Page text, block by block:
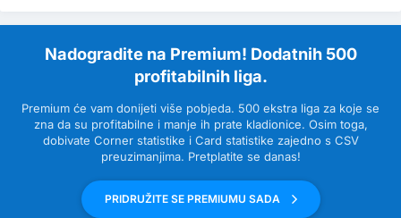
Nadogradite na Premium! Dodatnih 500
profitabilnih liga.
Premium će vam donijeti više pobjeda. 500 ekstra liga za koje se
zna da su profitabilne i manje ih prate kladionice. Osim toga,
dobivate Corner statistike i Card statistike zajedno s CSV
preuzimanjima. Pretplatite se danas!
PRIDRUŽITE SE PREMIUMU SADA